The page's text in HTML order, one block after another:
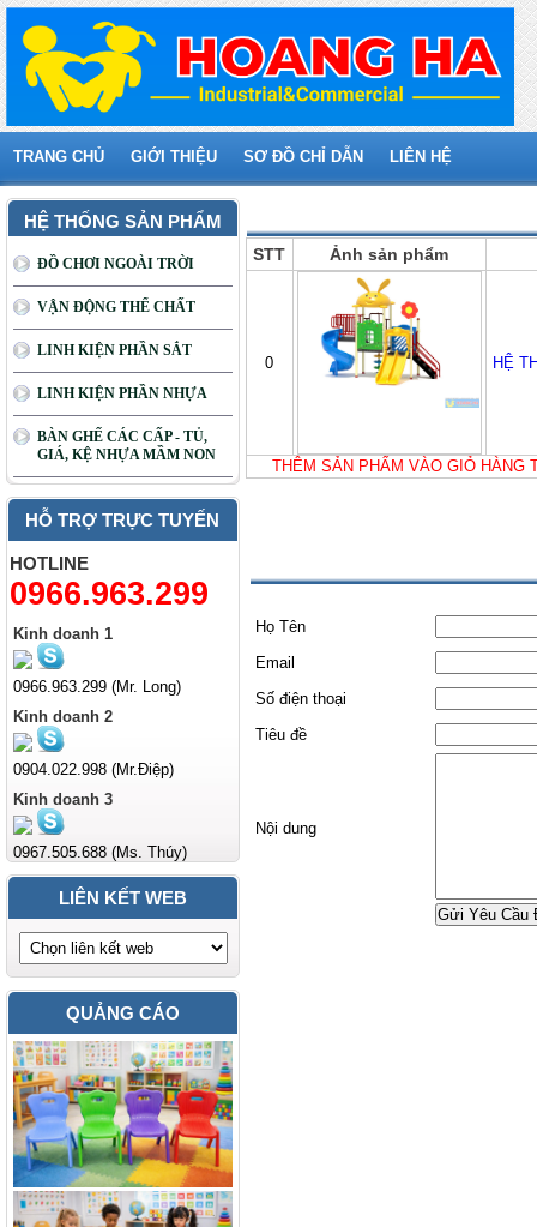
TRANG CHỦ GIỚI THIỆU SƠ ĐỒ CHỈ DẪN LIÊN HỆ
HỆ THỐNG SẢN PHẨM
ĐỒ CHƠI NGOÀI TRỜI
VẬN ĐỘNG THỂ CHẤT
LINH KIỆN PHẦN SẮT
LINH KIỆN PHẦN NHỰA
BÀN GHẾ CÁC CẤP - TỦ,
GIÁ, KỆ NHỰA MẦM NON
HỖ TRỢ TRỰC TUYẾN
HOTLINE
0966.963.299
Kinh doanh 1
0966.963.299 (Mr. Long)
Kinh doanh 2
0904.022.998 (Mr.Điệp)
Kinh doanh 3
0967.505.688 (Ms. Thúy)
LIÊN KẾT WEB
QUẢNG CÁO
STT Ảnh sản phẩm
0 HỆ
THÊM SẢN PHẨM VÀO GIỎ HÀNG
Họ Tên
Email
Số điện thoại
Tiêu đề
Nội dung
Gửi Yêu Cầu